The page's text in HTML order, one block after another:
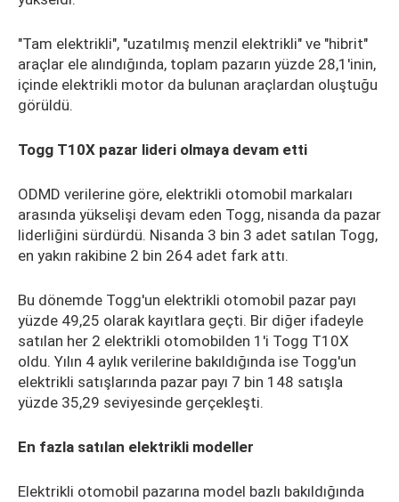
"Tam elektrikli", "uzatılmış menzil elektrikli" ve "hibrit"
araçlar ele alındığında, toplam pazarın yüzde 28,1'inin,
içinde elektrikli motor da bulunan araçlardan oluştuğu
görüldü.
Togg T10X pazar lideri olmaya devam etti
ODMD verilerine göre, elektrikli otomobil markaları
arasında yükselişi devam eden Togg, nisanda da pazar
liderliğini sürdürdü. Nisanda 3 bin 3 adet satılan Togg,
en yakın rakibine 2 bin 264 adet fark attı.
Bu dönemde Togg'un elektrikli otomobil pazar payı
yüzde 49,25 olarak kayıtlara geçti. Bir diğer ifadeyle
satılan her 2 elektrikli otomobilden 1'i Togg T10X
oldu. Yılın 4 aylık verilerine bakıldığında ise Togg'un
elektrikli satışlarında pazar payı 7 bin 148 satışla
yüzde 35,29 seviyesinde gerçekleşti.
En fazla satılan elektrikli modeller
Elektrikli otomobil pazarına model bazlı bakıldığında